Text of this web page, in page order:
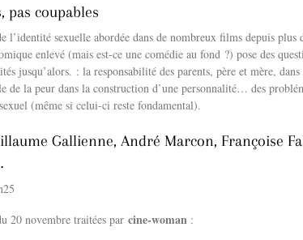
pas coupables
l’identité sexuelle abordée dans de nombreux films depuis plus
enlevé (mais est-ce une comédie au fond ?) pose des
jusqu’alors. : la responsabilité des parents, père et mère,
de la peur dans la construction d’une personnalité… des
(même si celui-ci reste fondamental).
Gallienne, André Marcon, Françoise
20 novembre traitées par cine-woman :